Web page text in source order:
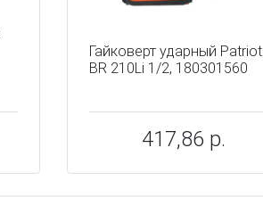
Гайковерт ударный Patriot
BR 210Li 1/2, 180301560
417,86 р.